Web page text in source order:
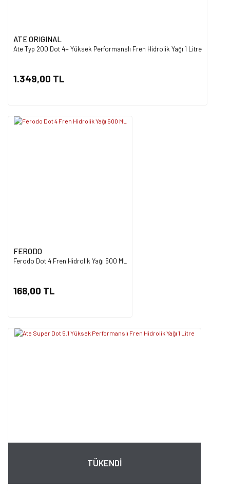
ATE ORIGINAL
Ate Typ 200 Dot 4+ Yüksek Performanslı Fren Hidrolik Yağı 1 Litre
1.349,00 TL
FERODO
Ferodo Dot 4 Fren Hidrolik Yağı 500 ML
168,00 TL
TÜKENDİ